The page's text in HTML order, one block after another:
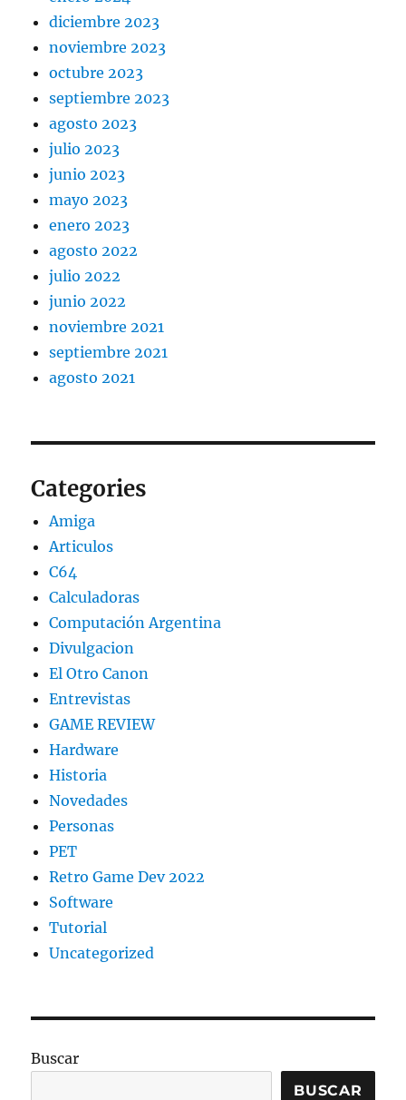
diciembre 2023
noviembre 2023
octubre 2023
septiembre 2023
agosto 2023
julio 2023
junio 2023
mayo 2023
enero 2023
agosto 2022
julio 2022
junio 2022
noviembre 2021
septiembre 2021
agosto 2021
Categories
Amiga
Articulos
C64
Calculadoras
Computación Argentina
Divulgacion
El Otro Canon
Entrevistas
GAME REVIEW
Hardware
Historia
Novedades
Personas
PET
Retro Game Dev 2022
Software
Tutorial
Uncategorized
Buscar
BUSCAR